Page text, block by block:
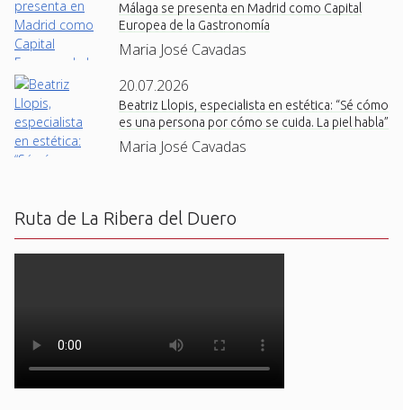
Málaga se presenta en Madrid como Capital
Europea de la Gastronomía
Maria José Cavadas
20.07.2026
Beatriz Llopis, especialista en estética: “Sé cómo
es una persona por cómo se cuida. La piel habla”
Maria José Cavadas
Ruta de La Ribera del Duero